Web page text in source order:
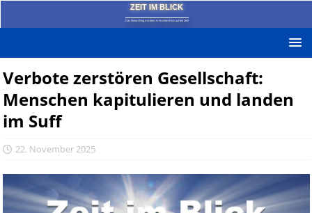
ZEIT IM BLICK
Das News-Blog mit dem kritischen Blick auf die Zeit!
Verbote zerstören Gesellschaft:
Menschen kapitulieren und landen
im Suff
22. November 2025